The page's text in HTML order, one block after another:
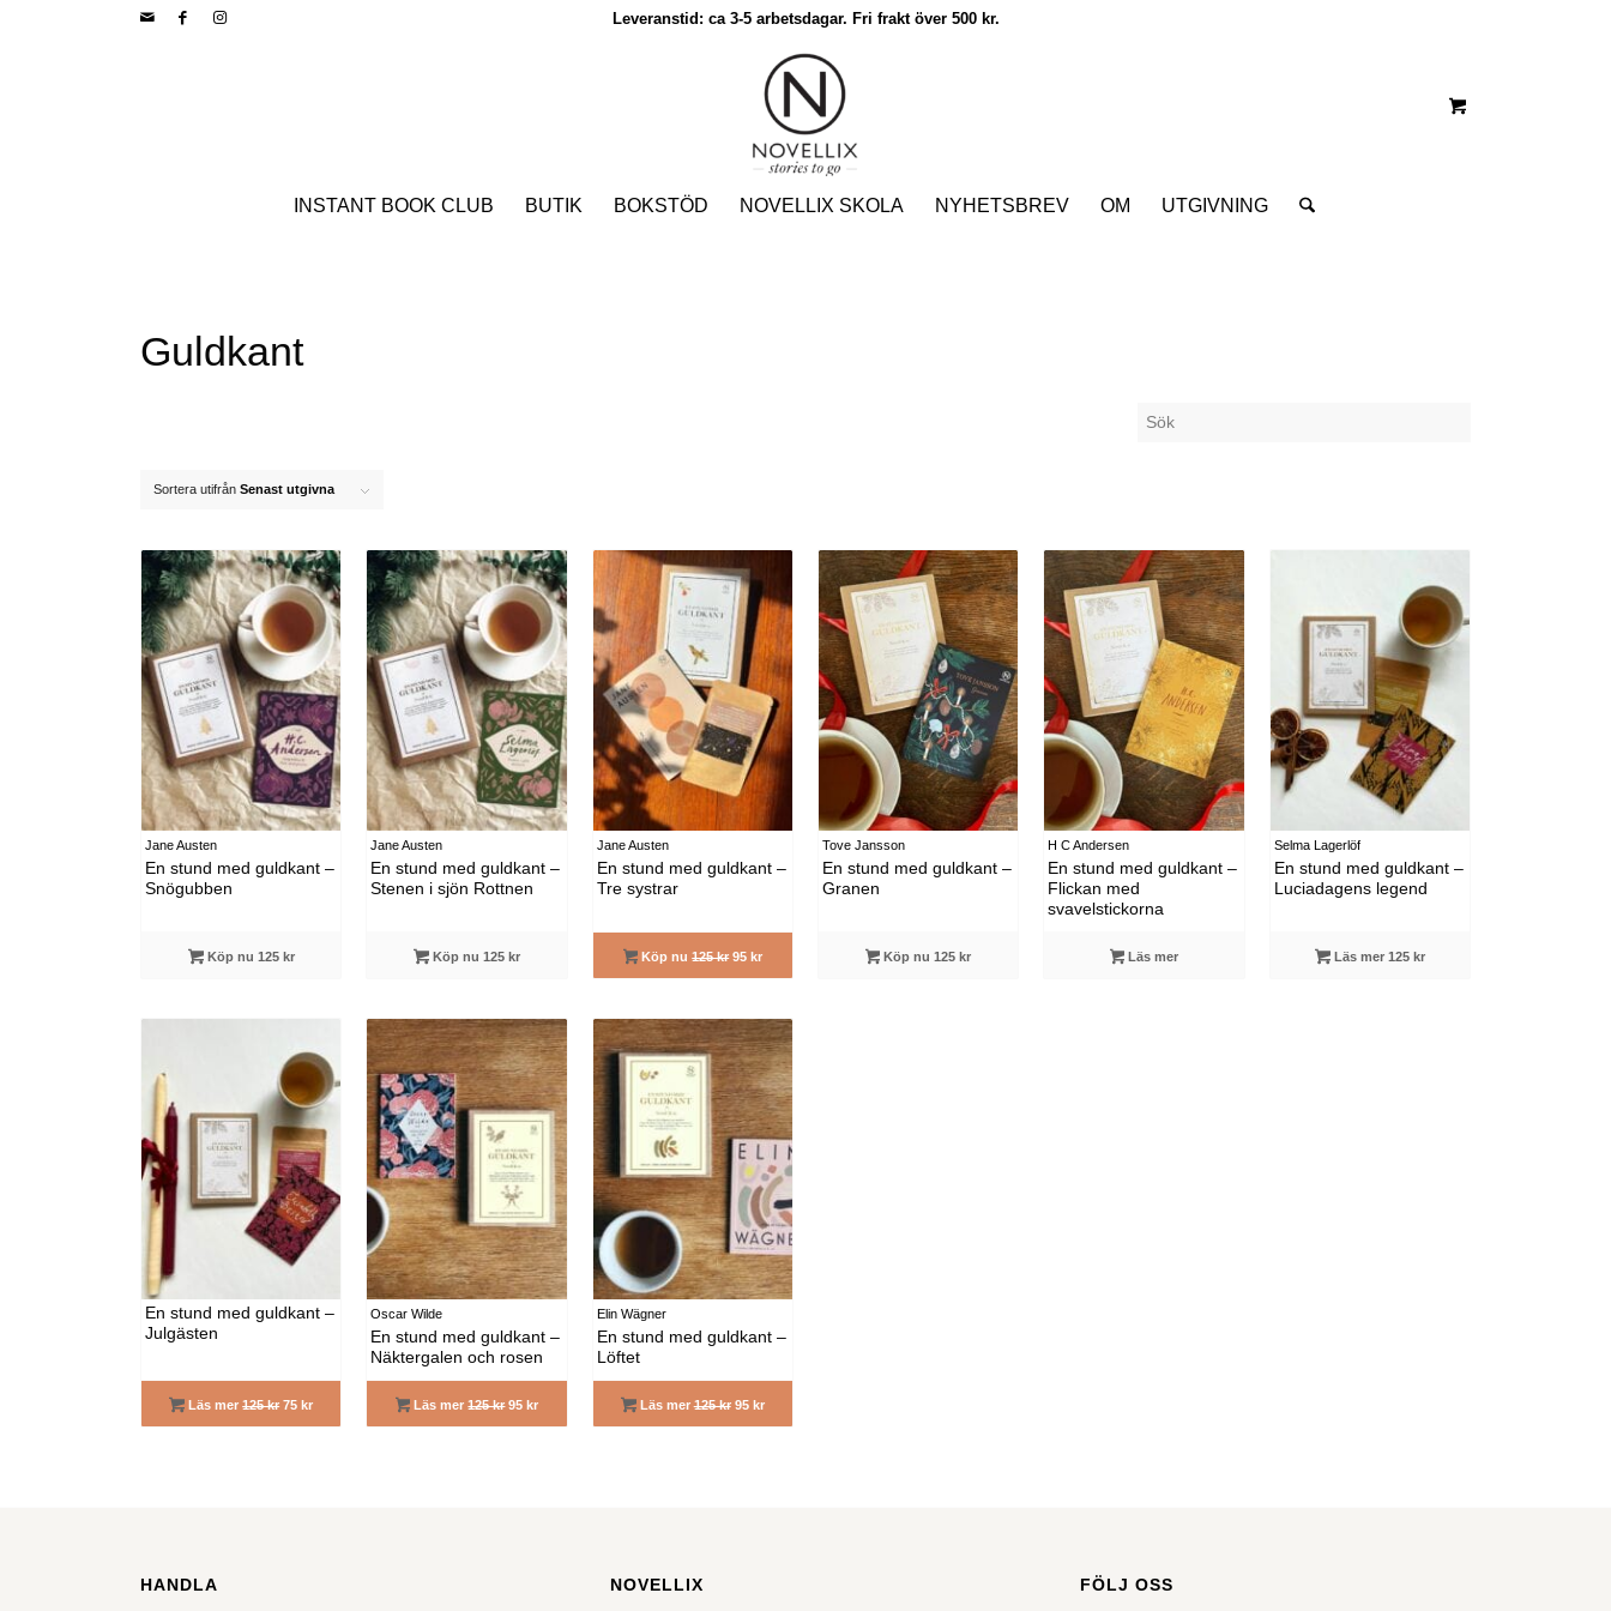
Leveranstid: ca 3-5 arbetsdagar. Fri frakt över 500 kr.
INSTANT BOOK CLUB BUTIK BOKSTÖD NOVELLIX SKOLA NYHETSBREV OM UTGIVNING
Guldkant
Sortera utifrånSenast utgivna
Jane Austen
En stund med guldkant –
Snögubben
Köp nu 125 kr
Jane Austen
En stund med guldkant –
Stenen i sjön Rottnen
Köp nu 125 kr
Jane Austen
En stund med guldkant –
Tre systrar
Köp nu125 kr95 kr
Tove Jansson
En stund med guldkant –
Granen
Köp nu 125 kr
H C Andersen
En stund med guldkant –
Flickan med
svavelstickorna
Läs mer
Selma Lagerlöf
En stund med guldkant –
Luciadagens legend
Läs mer 125 kr
En stund med guldkant –
Julgästen
Läs mer125 kr75 kr
Oscar Wilde
En stund med guldkant –
Näktergalen och rosen
Läs mer125 kr95 kr
Elin Wägner
En stund med guldkant –
Löftet
Läs mer125 kr95 kr
HANDLA NOVELLIX FÖLJ OSS